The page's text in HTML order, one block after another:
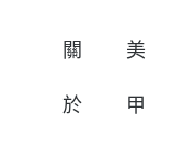
關
於
美
甲